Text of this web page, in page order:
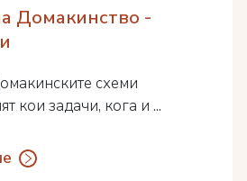
Домакинство -
схеми
кои задачи, кога и ...